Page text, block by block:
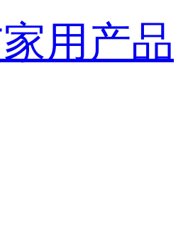
用产品